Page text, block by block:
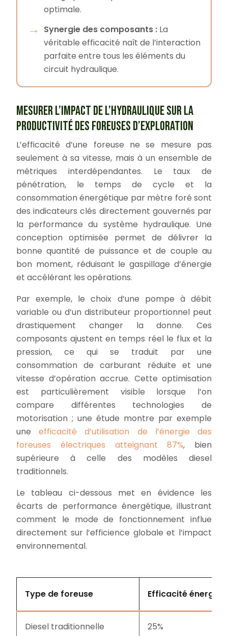
optimale.
Synergie des composants : La
véritable efficacité naît de l’interaction
parfaite entre tous les éléments du
circuit hydraulique.
MESURER L’IMPACT DE L’HYDRAULIQUE SUR LA
PRODUCTIVITÉ DES FOREUSES D’EXPLORATION
L’efficacité d’une foreuse ne se mesure pas
seulement à sa vitesse, mais à un ensemble de
métriques interdépendantes. Le taux de
pénétration, le temps de cycle et la
consommation énergétique par mètre foré sont
des indicateurs clés directement gouvernés par
la performance du système hydraulique. Une
conception optimisée permet de délivrer la
bonne quantité de puissance et de couple au
bon moment, réduisant le gaspillage d’énergie
et accélérant les opérations.
Par exemple, le choix d’une pompe à débit
variable ou d’un distributeur proportionnel peut
drastiquement changer la donne. Ces
composants ajustent en temps réel le flux et la
pression, ce qui se traduit par une
consommation de carburant réduite et une
vitesse d’opération accrue. Cette optimisation
est particulièrement visible lorsque l’on
compare différentes technologies de
motorisation ; une étude montre par exemple
uneefficacité d’utilisation de l’énergie des
foreuses électriques atteignant 87%, bien
supérieure à celle des modèles diesel
traditionnels.
Le tableau ci-dessous met en évidence les
écarts de performance énergétique, illustrant
comment le mode de fonctionnement influe
directement sur l’efficience globale et l’impact
environnemental.
Type de foreuse Efficacité
Diesel traditionnelle 25%